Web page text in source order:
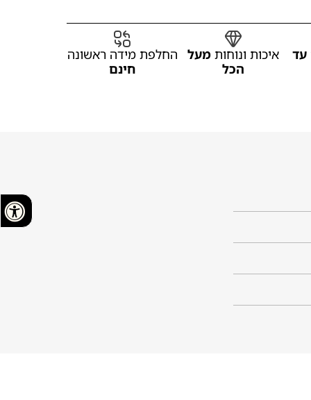
עד איכות ונוחות מעל
הכל
החלפת מידה ראשונה
חינם